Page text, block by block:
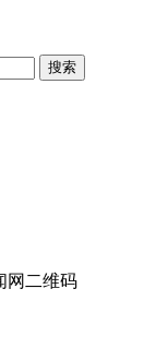
搜索